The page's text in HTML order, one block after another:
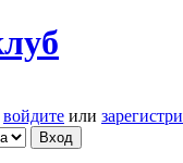
войдите или